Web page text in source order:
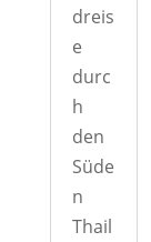
dreis
e
durc
h
den
Süde
n
Thail